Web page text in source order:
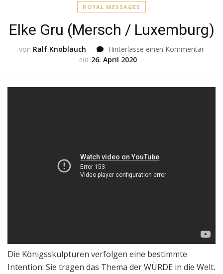
ROYAL MESSAGES
Elke Gru (Mersch / Luxemburg)
von Ralf Knoblauch
ein 26. April 2020
Hinterlasse einen Kommentar
Die Königsskulpturen verfolgen eine bestimmte
Intention: Sie tragen das Thema der WÜRDE in die Welt.